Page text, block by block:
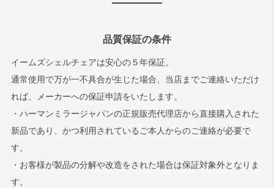
品質保証の条件
イームズシェルチェアは安心の５年保証。
通常使用で万が一不具合が生じた場合、当店までご連絡いただけ
れば、メーカーへの保証申請をいたします。
・ハーマンミラージャパンの正規販売代理店から直接購入された
新品であり、かつ利用されているご本人からのご連絡が必要で
す。
・お客様が製品の分解や改造をされた場合は保証対象外となりま
す。